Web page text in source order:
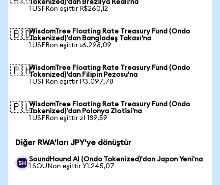
Tokenized)'dan Brezilya Reali'na
1 USFRon eşittir R$260,12
🇧🇩WisdomTree Floating Rate Treasury Fund (Ondo
Tokenized)'dan Bangladeş Takası'na
1 USFRon eşittir ৳6.298,09
🇵🇭WisdomTree Floating Rate Treasury Fund (Ondo
Tokenized)'dan Filipin Pezosu'na
1 USFRon eşittir ₱3.097,78
🇵🇱WisdomTree Floating Rate Treasury Fund (Ondo
Tokenized)'dan Polonya Zlotisi'na
1 USFRon eşittir zł 189,59
Diğer RWA'ları JPY'ye dönüştür
SoundHound AI (Ondo Tokenized)'dan Japon Yeni'na
1 SOUNon eşittir ¥1.245,07